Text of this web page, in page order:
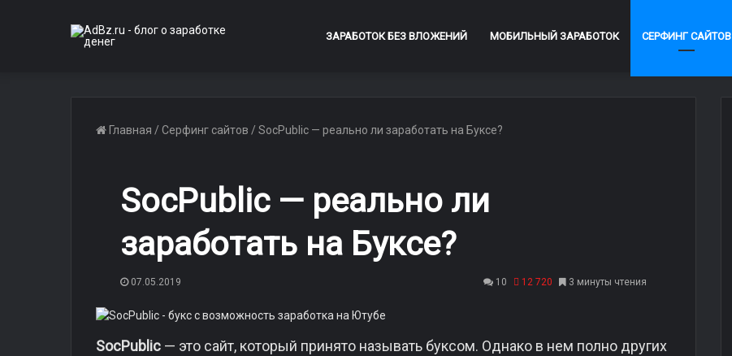
ЗАРАБОТОК БЕЗ ВЛОЖЕНИЙ МОБИЛЬНЫЙ ЗАРАБОТОК СЕРФИНГ САЙТОВ
Главная / Серфинг сайтов / SocPublic — реально ли заработать на Буксе?
SocPublic — реально ли
заработать на Буксе?
07.05.2019 10 12 720 3 минуты чтения
SocPublic — это сайт, который принято называть буксом. Однако в нем полно других